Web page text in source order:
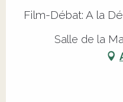
Film-Débat: A la
Salle de la